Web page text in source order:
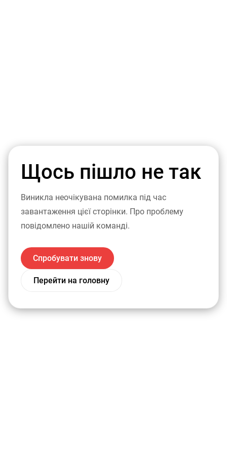
Щось пішло не так
Виникла неочікувана помилка під час
завантаження цієї сторінки. Про проблему
повідомлено нашій команді.
Спробувати знову
Перейти на головну